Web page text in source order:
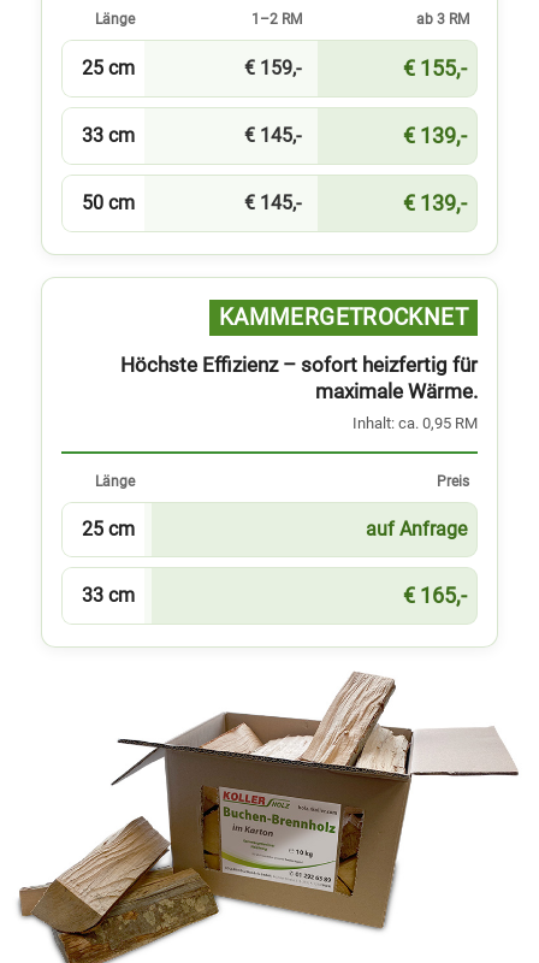
Länge 1–2 RM ab 3 RM
25 cm € 159,- € 155,-
33 cm € 145,- € 139,-
50 cm € 145,- € 139,-
KAMMER­GETROCKNET
Höchste Effizienz – sofort heizfertig für
maximale Wärme.
Inhalt: ca. 0,95 RM
Länge Preis
25 cm auf Anfrage
33 cm € 165,-